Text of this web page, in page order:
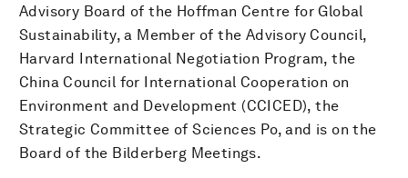
Advisory Board of the Hoffman Centre for Global
Sustainability, a Member of the Advisory Council,
Harvard International Negotiation Program, the
China Council for International Cooperation on
Environment and Development (CCICED), the
Strategic Committee of Sciences Po, and is on the
Board of the Bilderberg Meetings.